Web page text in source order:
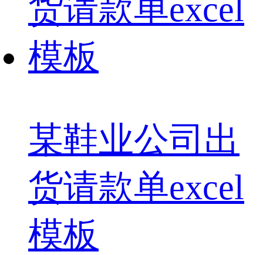
某鞋业公司出
货请款单excel
模板